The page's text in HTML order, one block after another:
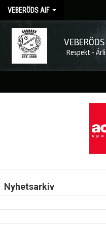
VEBERÖDS AIF
Respekt -
FÖRENINGEN
Nyhetsarkiv